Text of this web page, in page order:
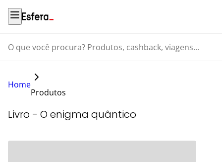
O que você procura? Produtos, cashback, viagens...
Home
Produtos
Livro - O enigma quântico